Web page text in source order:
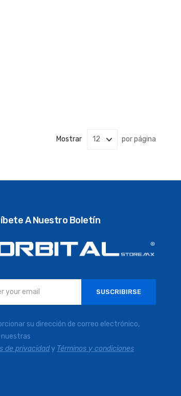
Mostrar por página
A Nuestro Boletín
SUSCRIBIRSE
su dirección de correo electrónico,
de privacidady Términos y condiciones